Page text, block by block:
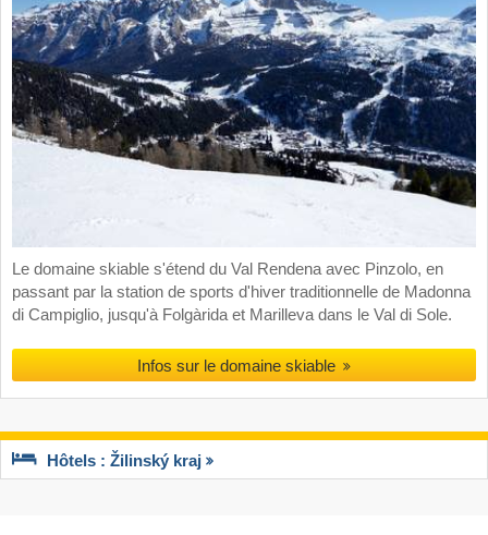
Le domaine skiable s'étend du Val Rendena avec Pinzolo, en
passant par la station de sports d'hiver traditionnelle de Madonna
di Campiglio, jusqu'à Folgàrida et Marilleva dans le Val di Sole.
Infos sur le domaine skiable
Hôtels : Žilinský kraj